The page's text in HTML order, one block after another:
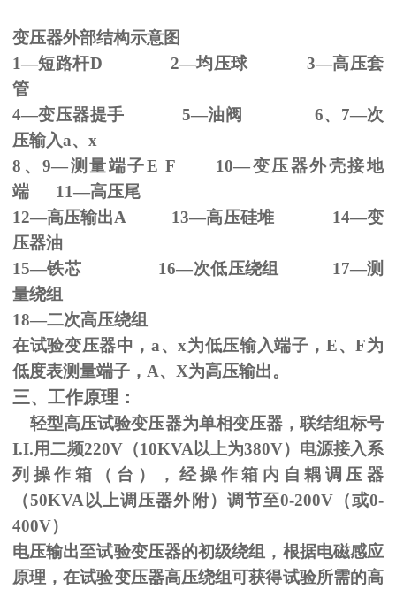
变压器外部结构示意图
1—短路杆D 2—均压球 3—高压套
管
4—变压器提手 5—油阀 6、 7—次
压输入a、 x
8、9—测量端子E F 10—变压器外壳接地
端 11—高压尾
12—高压输出A 13—高压硅堆 14—变
压器油
15—铁芯 16—次低压绕组 17—测
量绕组
18—二次高压绕组
在试验变压器中，a、x为低压输入端子，E、F为
低度表测量端子， A、 X为高压输出。
三、工作原理：
轻型高压试验变压器为单相变压器，联结组标号
I.I.用二频220V （10KVA 以上为380V）电源接入系
列操作箱（台），经操作箱内自耦调压器
（50KVA 以上调压器外附）调节至0-200V（或0-
400V）
电压输出至试验变压器的初级绕组，根据电磁感应
原理，在试验变压器高压绕组可获得试验所需的高